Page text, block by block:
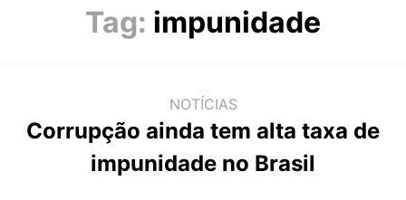
Tag: impunidade
NOTÍCIAS
Corrupção ainda tem alta taxa de
impunidade no Brasil